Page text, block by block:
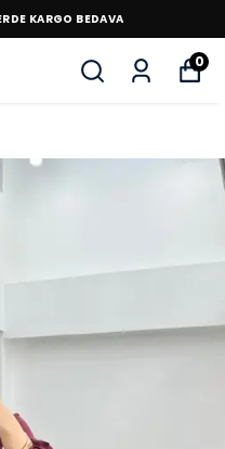
KARGO BEDAVA
0